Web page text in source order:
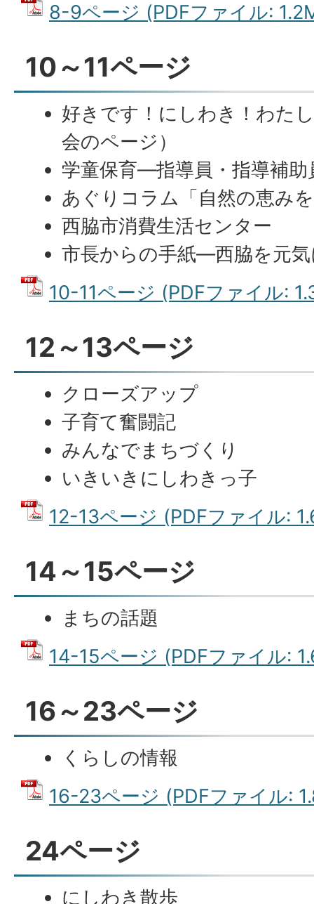
8-9ページ (PDFファイル:
10～11ページ
好きです！にしわき！わた
会のページ）
学童保育―指導員・指導補助
あぐりコラム「自然の恵み
西脇市消費生活センター
市長からの手紙―西脇を元
10-11ページ (PDFファイル:
12～13ページ
クローズアップ
子育て奮闘記
みんなでまちづくり
いきいきにしわきっ子
12-13ページ (PDFファイル:
14～15ページ
まちの話題
14-15ページ (PDFファイル:
16～23ページ
くらしの情報
16-23ページ (PDFファイル:
24ページ
にしわき散歩